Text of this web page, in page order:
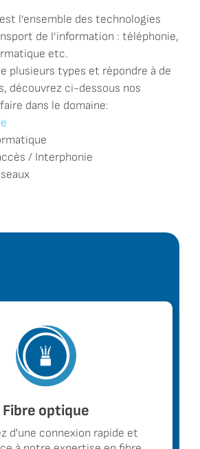
l’ensemble des technologies
de l’information : téléphonie,
etc.
plusieurs types et répondre à de
découvrez ci-dessous nos
dans le domaine:
/ Interphonie
Fibre optique​
d'une connexion rapide et